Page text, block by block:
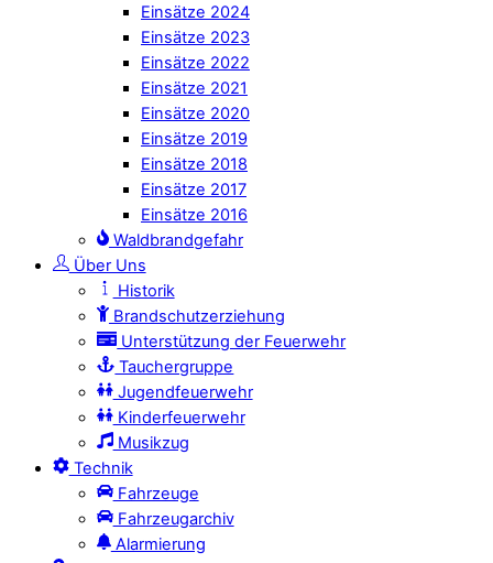
Einsätze 2024
Einsätze 2023
Einsätze 2022
Einsätze 2021
Einsätze 2020
Einsätze 2019
Einsätze 2018
Einsätze 2017
Einsätze 2016
Waldbrandgefahr
Über Uns
Historik
Brandschutzerziehung
Unterstützung der Feuerwehr
Tauchergruppe
Jugendfeuerwehr
Kinderfeuerwehr
Musikzug
Technik
Fahrzeuge
Fahrzeugarchiv
Alarmierung